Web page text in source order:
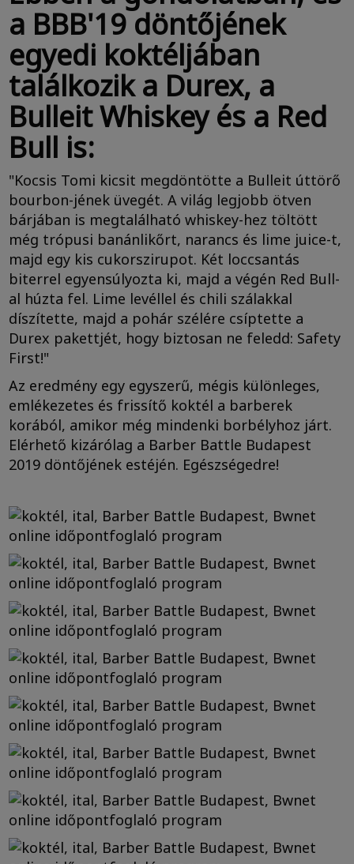
a BBB'19 döntőjének
egyedi koktéljában
találkozik a Durex, a
Bulleit Whiskey és a Red
Bull is:
"Kocsis Tomi kicsit megdöntötte a Bulleit úttörő
bourbon-jének üvegét. A világ legjobb ötven
bárjában is megtalálható whiskey-hez töltött
még trópusi banánlikőrt, narancs és lime juice-t,
majd egy kis cukorszirupot. Két loccsantás
biterrel egyensúlyozta ki, majd a végén Red Bull-
al húzta fel. Lime levéllel és chili szálakkal
díszítette, majd a pohár szélére csíptette a
Durex pakettjét, hogy biztosan ne feledd: Safety
First!"
Az eredmény egy egyszerű, mégis különleges,
emlékezetes és frissítő koktél a barberek
korából, amikor még mindenki borbélyhoz járt.
Elérhető kizárólag a Barber Battle Budapest
2019 döntőjének estéjén. Egészségedre!